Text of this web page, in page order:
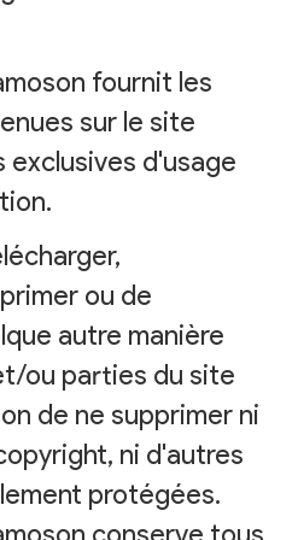
fournit les
sur le site
d'usage
ou de
autre manière
ou parties du site
de ne supprimer ni
ni d'autres
protégées.